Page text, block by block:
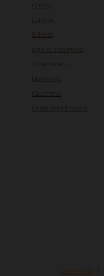
Cilento
Langhe
Salento
lago_di_trasimeno
Crete senesi
Maremma
Casentino
Costa degli Etruschi
Sobre nós